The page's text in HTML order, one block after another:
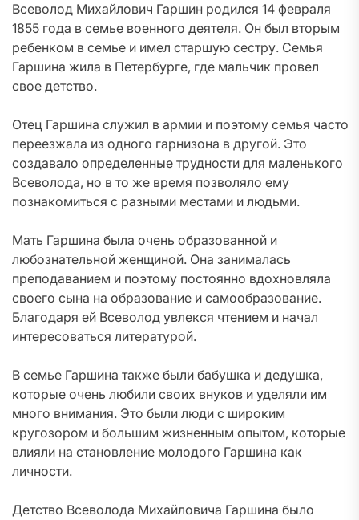
Всеволод Михайлович Гаршин родился 14 февраля
1855 года в семье военного деятеля. Он был вторым
ребенком в семье и имел старшую сестру. Семья
Гаршина жила в Петербурге, где мальчик провел
свое детство.
Отец Гаршина служил в армии и поэтому семья часто
переезжала из одного гарнизона в другой. Это
создавало определенные трудности для маленького
Всеволода, но в то же время позволяло ему
познакомиться с разными местами и людьми.
Мать Гаршина была очень образованной и
любознательной женщиной. Она занималась
преподаванием и поэтому постоянно вдохновляла
своего сына на образование и самообразование.
Благодаря ей Всеволод увлекся чтением и начал
интересоваться литературой.
В семье Гаршина также были бабушка и дедушка,
которые очень любили своих внуков и уделяли им
много внимания. Это были люди с широким
кругозором и большим жизненным опытом, которые
влияли на становление молодого Гаршина как
личности.
Детство Всеволода Михайловича Гаршина было